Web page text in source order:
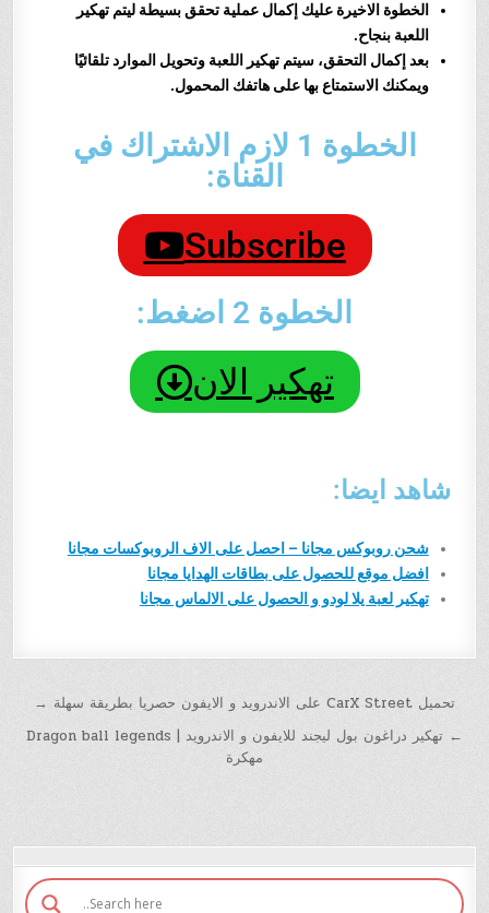
الخطوة الاخيرة عليك إكمال عملية تحقق بسيطة ليتم تهكير
اللعبة بنجاح.
بعد إكمال التحقق، سيتم تهكير اللعبة وتحويل الموارد تلقائيًا
ويمكنك الاستمتاع بها على هاتفك المحمول.
الخطوة 1 لازم الاشتراك في
القناة:
Subscribe
الخطوة 2 اضغط:
تهكير الان
شاهد ايضا:
شحن روبوكس مجانا – احصل على الاف الروبوكسات مجانا
افضل موقع للحصول على بطاقات الهدايا مجانا
تهكير لعبة يلا لودو و الحصول على الالماس مجانا
تحميل CarX Street على الاندرويد و الايفون حصريا بطريقة سهلة →
← تهكير دراغون بول ليجند للايفون و الاندرويد | Dragon ball legends
مهكرة